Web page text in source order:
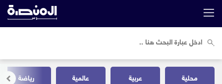
محلية عربية عالمية رياضة